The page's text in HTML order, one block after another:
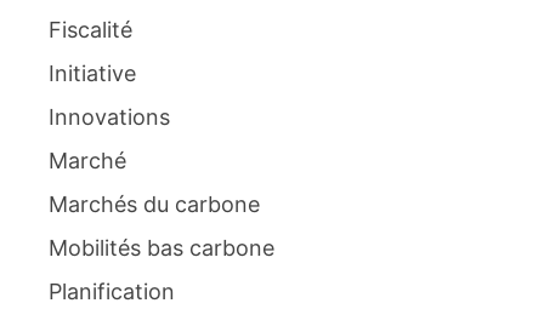
Fiscalité
Initiative
Innovations
Marché
Marchés du carbone
Mobilités bas carbone
Planification